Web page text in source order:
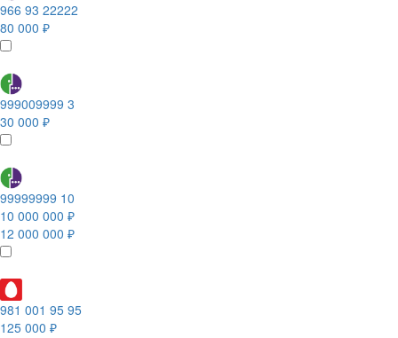
966 93 22222
80 000 ₽
999009999 3
30 000 ₽
99999999 10
10 000 000 ₽
12 000 000 ₽
981 001 95 95
125 000 ₽